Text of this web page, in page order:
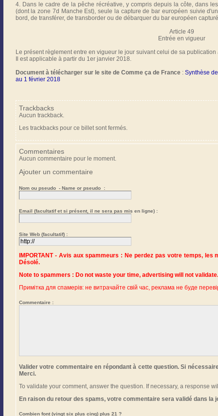
4. Dans le cadre de la pêche récréative, y compris depuis la côte, dans
(dont la zone 7d Manche Est), seule la capture de bar européen suivie
bord, de transférer, de transborder ou de débarquer du bar européen
Article 49
Entrée en vigueur
Le présent règlement entre en vigueur le jour suivant celui de sa
Il est applicable à partir du 1er janvier 2018.
Document à télécharger sur le site de Comme ça de France: Synthèse
au 1 février 2018
Trackbacks
Aucun trackback.
Les trackbacks pour ce billet sont fermés.
Commentaires
Aucun commentaire pour le moment.
Ajouter un commentaire
Nom ou pseudo - Name or pseudo :
Email (facultatif et si présent, il ne sera pas mis en ligne) :
Site Web (facultatif) :
IMPORTANT - Avis aux spammeurs : Ne perdez pas votre temps,
Désolé.
Примітка для спамерів: не витрачайте свій час, реклама не буде
Commentaire :
Valider votre commentaire en répondant à cette question. Si
Merci.
To validate your comment, answer the question. If necessary, a response
En raison du retour des spams, votre commentaire sera validé dans la
Combien font (vingt six plus cinq) plus 21 ?